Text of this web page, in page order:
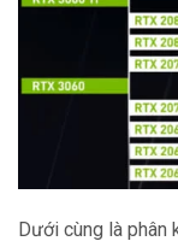
Dưới cùng là phân